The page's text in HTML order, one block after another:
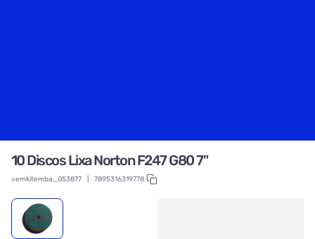
10 Discos Lixa Norton F247 G80 7"
vemkitemba_053877 7895316319778